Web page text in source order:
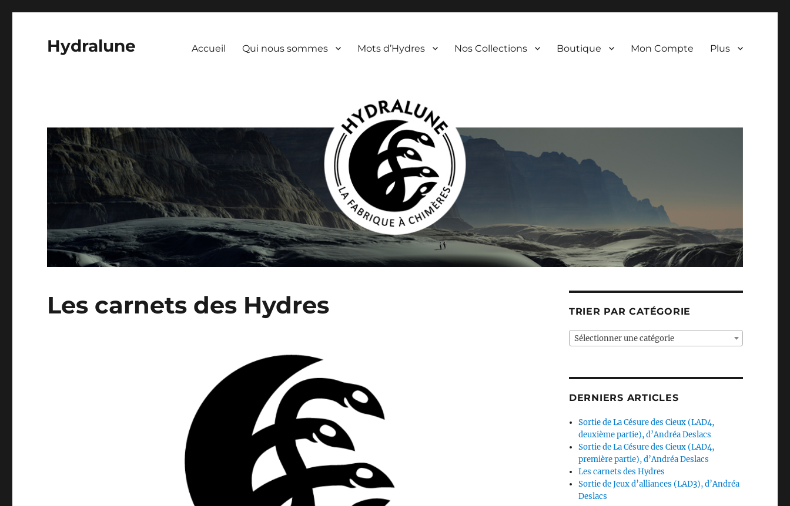
Hydralune Accueil Qui nous sommes Mots d’Hydres Nos Collections Boutique Mon Compte Plus
Les carnets des Hydres TRIER PAR CATÉGORIE
Sélectionner une catégorie
DERNIERS ARTICLES
Sortie de La Césure des Cieux (LAD4,
deuxième partie), d’Andréa Deslacs
Sortie de La Césure des Cieux (LAD4,
première partie), d’Andréa Deslacs
Les carnets des Hydres
Sortie de Jeux d’alliances (LAD3), d’Andréa
Deslacs